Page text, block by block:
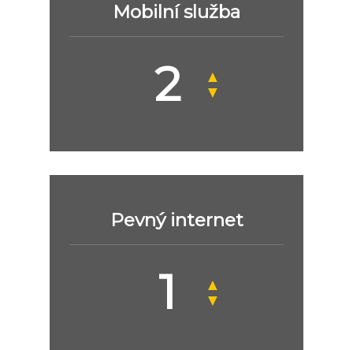
Mobilní služba
▲
▼
Pevný internet
▲
▼